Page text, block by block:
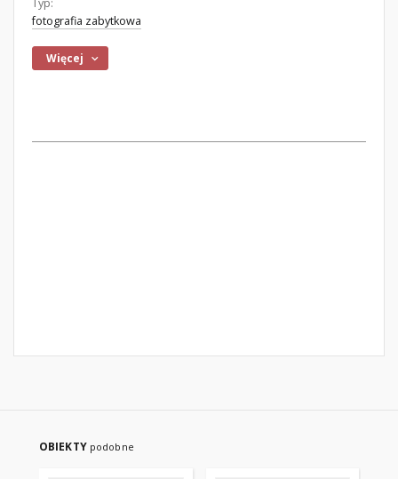
Typ:
fotografia zabytkowa
Więcej
OBIEKTY podobne